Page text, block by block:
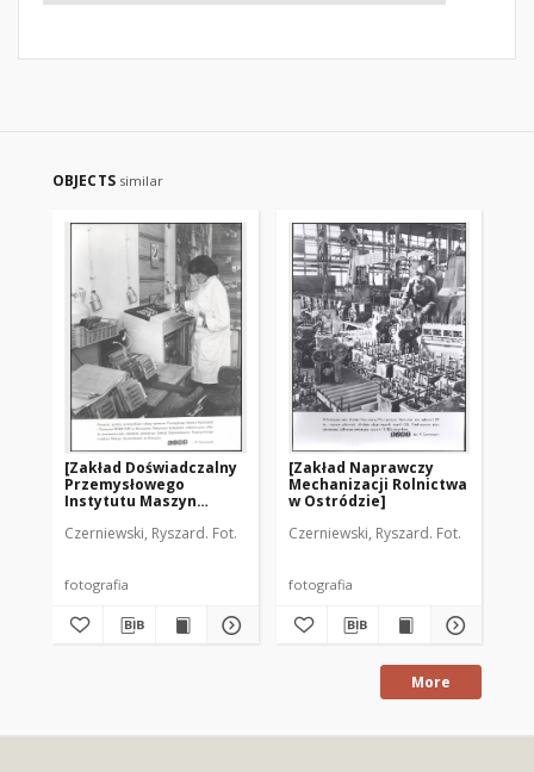
OBJECTS similar
[Zakład Doświadczalny
Przemysłowego
Instytutu Maszyn
Biskupcu]
Czerniewski, Ryszard. Fot.
fotografia
[Zakład Naprawczy
Mechanizacji Rolnictwa
w Ostródzie]
Czerniewski, Ryszard. Fot.
fotografia
More